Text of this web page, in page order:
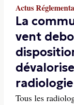
Actus
La
vent
radiologie
Tous les